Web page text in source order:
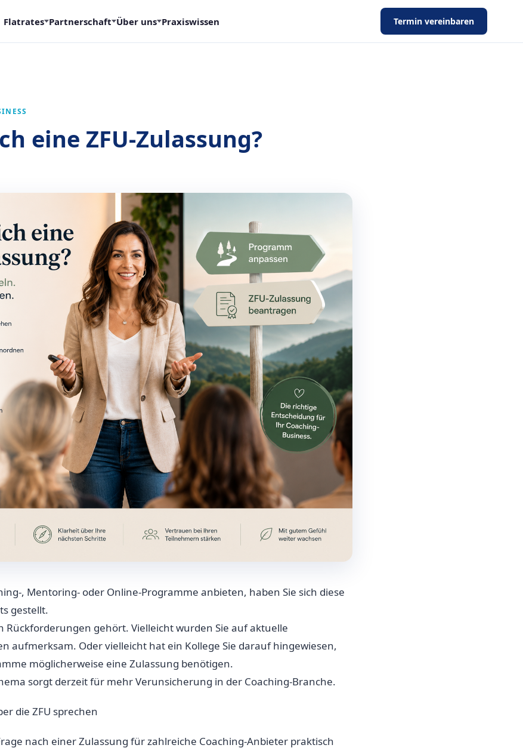
Flatrates Partnerschaft Über uns Praxiswissen Termin vereinbaren
eine ZFU-Zulassung?
, Mentoring- oder Online-Programme anbieten, haben Sie sich diese
gestellt.
Rückforderungen gehört. Vielleicht wurden Sie auf aktuelle
aufmerksam. Oder vielleicht hat ein Kollege Sie darauf hingewiesen,
möglicherweise eine Zulassung benötigen.
sorgt derzeit für mehr Verunsicherung in der Coaching-Branche.
die ZFU sprechen
nach einer Zulassung für zahlreiche Coaching-Anbieter praktisch